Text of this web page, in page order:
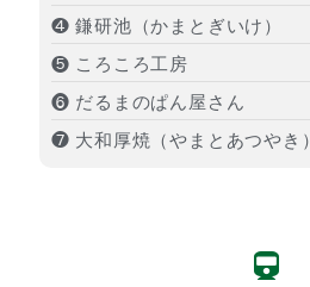
❹ 鎌研池（かまとぎいけ）
❺ ころころ工房
❻ だるまのぱん屋さん
❼ 大和厚焼（やまとあつやき）